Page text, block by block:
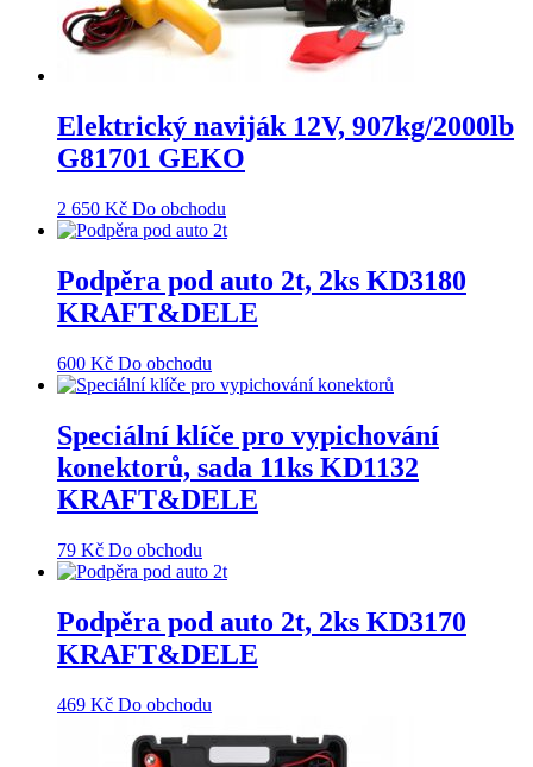
Elektrický naviják 12V, 907kg/2000lb
G81701 GEKO
2 650 Kč Do obchodu
Podpěra pod auto 2t, 2ks KD3180
KRAFT&DELE
600 Kč Do obchodu
Speciální klíče pro vypichování
konektorů, sada 11ks KD1132
KRAFT&DELE
79 Kč Do obchodu
Podpěra pod auto 2t, 2ks KD3170
KRAFT&DELE
469 Kč Do obchodu